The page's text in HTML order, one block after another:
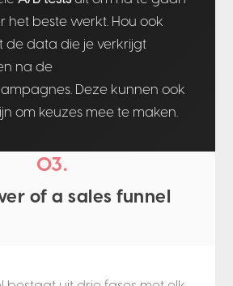
het beste werkt. Hou ook
de data die je verkrijgt
na de
Deze kunnen ook
om keuzes mee te maken.
03.
of a sales funnel